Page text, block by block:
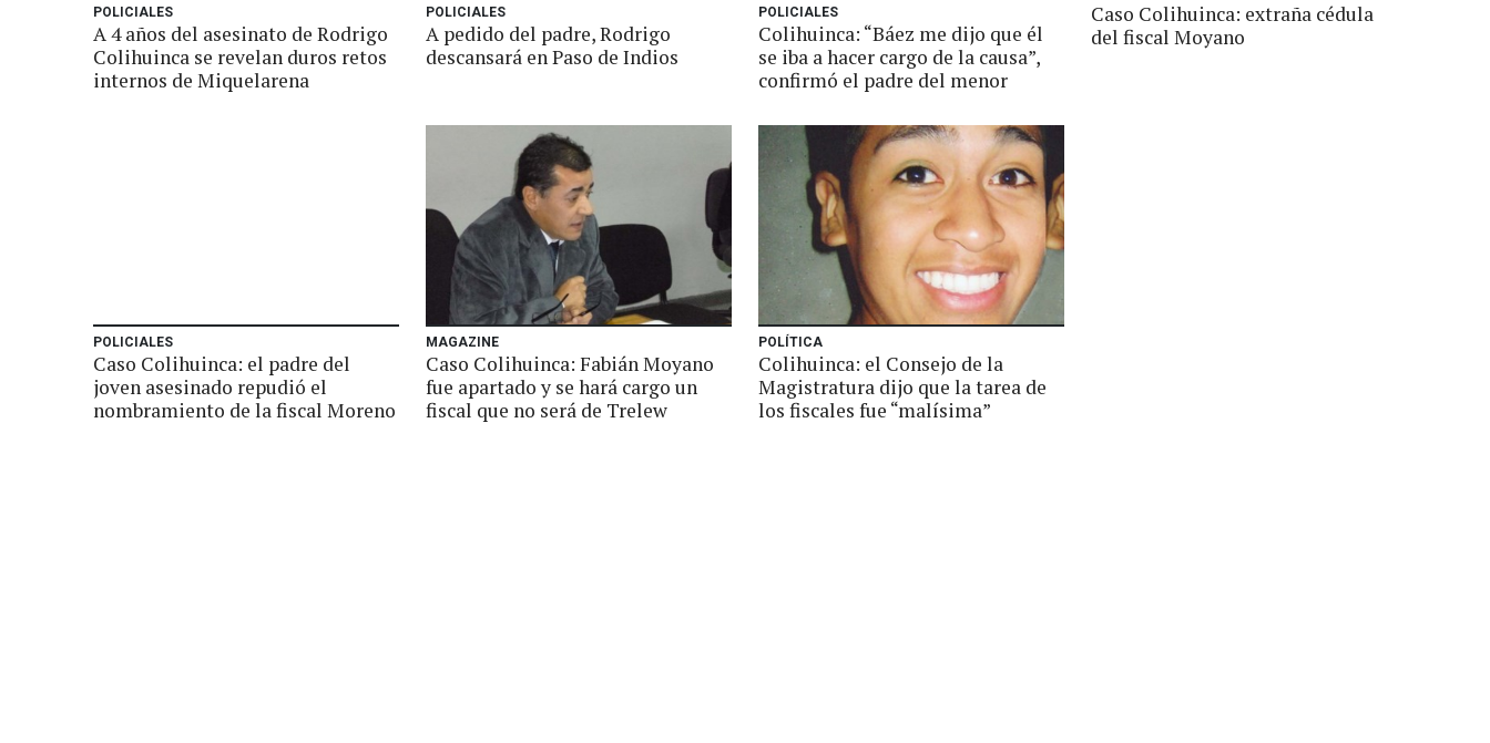
POLICIALES
A 4 años del asesinato de Rodrigo
Colihuinca se revelan duros retos
internos de Miquelarena
POLICIALES
A pedido del padre, Rodrigo
descansará en Paso de Indios
POLICIALES
Colihuinca: “Báez me dijo que él
se iba a hacer cargo de la causa”,
confirmó el padre del menor
Caso Colihuinca: extraña cédula
del fiscal Moyano
POLICIALES
Caso Colihuinca: el padre del
joven asesinado repudió el
nombramiento de la fiscal Moreno
MAGAZINE
Caso Colihuinca: Fabián Moyano
fue apartado y se hará cargo un
fiscal que no será de Trelew
POLÍTICA
Colihuinca: el Consejo de la
Magistratura dijo que la tarea de
los fiscales fue “malísima”